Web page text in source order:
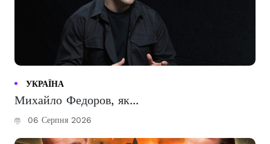
УКРАЇНА
Михайло Федоров, як...
06 Серпня 2026